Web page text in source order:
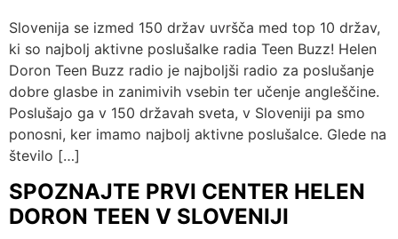
Slovenija se izmed 150 držav uvršča med top 10 držav,
ki so najbolj aktivne poslušalke radia Teen Buzz! Helen
Doron Teen Buzz radio je najboljši radio za poslušanje
dobre glasbe in zanimivih vsebin ter učenje angleščine.
Poslušajo ga v 150 državah sveta, v Sloveniji pa smo
ponosni, ker imamo najbolj aktivne poslušalce. Glede na
število […]
SPOZNAJTE PRVI CENTER HELEN
DORON TEEN V SLOVENIJI